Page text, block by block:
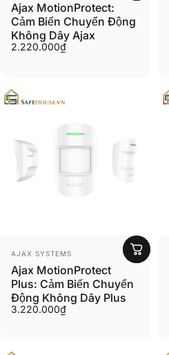
Ajax MotionProtect:
Cảm Biến Chuyển Động
Không Dây Ajax
2.220.000₫
Người bán:
AJAX SYSTEMS
Ajax MotionProtect
Plus: Cảm Biến Chuyển
Động Không Dây Plus
3.220.000₫